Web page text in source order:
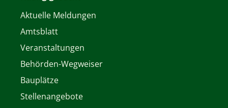
Aktuelle Meldungen
Amtsblatt
Veranstaltungen
Behörden-Wegweiser
Bauplätze
Stellenangebote